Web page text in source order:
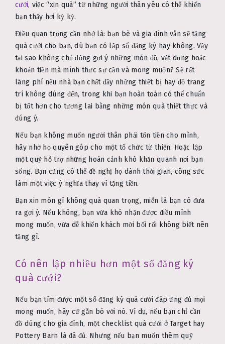
cưới, việc “xin quà” từ những người thân yêu có thể khiến
bạn thấy hơi kỳ kỳ.
Điều quan trọng cần nhớ là: bạn bè và gia đình vẫn sẽ tặng
quà cưới cho bạn, dù bạn có lập sổ đăng ký hay không. Vậy
tại sao không chủ động gợi ý những món đồ, vật dụng hoặc
khoản tiền mà mình thực sự cần và mong muốn? Sẽ rất
lãng phí nếu nhà bạn chất đầy những thiết bị hay đồ trang
trí không dùng đến, trong khi bạn hoàn toàn có thể chuẩn
bị tốt hơn cho tương lai bằng những món quà thiết thực và
đúng ý.
Nếu bạn không muốn người thân phải tốn tiền cho mình,
hãy nhờ họ quyên góp cho một tổ chức từ thiện. Hoặc lập
một quỹ hỗ trợ những hoàn cảnh khó khăn quanh nơi bạn
sống. Bạn cũng có thể đề nghị họ dành thời gian, công sức
làm một việc ý nghĩa thay vì tặng tiền.
Bạn xin món gì không quá quan trọng, miễn là bạn có đưa
ra gợi ý. Nếu không, bạn vừa khó nhận được điều mình
mong muốn, vừa dễ khiến khách mời bối rối không biết nên
tặng gì.
Có nên lập nhiều hơn một sổ đăng ký
quà cưới?
Nếu bạn tìm được một sổ đăng ký quà cưới đáp ứng đủ mọi
mong muốn, hãy cứ gắn bó với nó. Ví dụ, nếu bạn chỉ cần
đồ dùng cho gia đình, một checklist quà cưới ở Target hay
Pottery Barn là đã đủ. Nhưng nếu bạn muốn thêm quỹ